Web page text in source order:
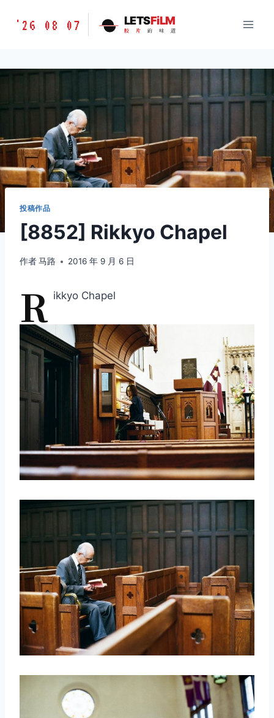
胶
味
LETSFILM
'26 08 07 LETSFiLM
胶 片 的 味 道
投稿作品
[8852] Rikkyo Chapel
作者马路 2016 年 9 月 6 日
R ikkyo Chapel